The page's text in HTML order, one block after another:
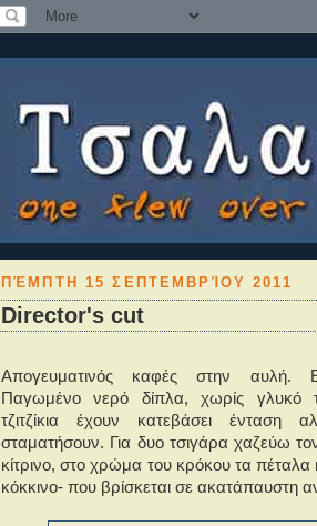
ΠΈΜΠΤΗ 15 ΣΕΠΤΕΜΒΡΊΟΥ 2011
Director's cut
Απογευματινός καφές στην αυλή.
Παγωμένο νερό δίπλα, χωρίς γλυκό
τζιτζίκια έχουν κατεβάσει
σταματήσουν. Για δυο τσιγάρα χαζεύω
κίτρινο, στο χρώμα του κρόκου τα
κόκκινο- που βρίσκεται σε ακατάπαυστη